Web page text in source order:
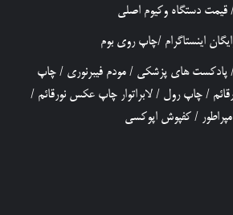
قیمت دستگاه وکیوم اصلی
اینستاگرام /چاپ روی بوم
پادکست های پزشکی / مودم فیبرنوری / چاپ
/ چاپ رول / لابراتوار چاپ عکس نورقائم /
/ کفپوش اپوکسی